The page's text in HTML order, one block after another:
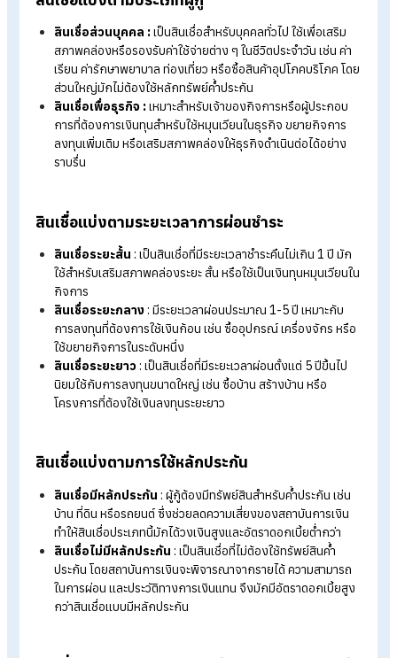
แตกต่างกัน โดยทั่วไปสามารถแบ่งประเภทของสินเชื่อได้หลาย
ลักษณะ ดังนี้
สินเชื่อแบ่งตามประเภทผู้กู้
สินเชื่อส่วนบุคคล :เป็นสินเชื่อสำหรับบุคคลทั่วไป ใช้เพื่อเสริม
สภาพคล่องหรือรองรับค่าใช้จ่ายต่าง ๆ ในชีวิตประจำวัน เช่น
ส่วนใหญ่มักไม่ต้องใช้หลักทรัพย์ค้ำประกัน
การที่ต้องการเงินทุนสำหรับใช้หมุนเวียนในธุรกิจ ขยายกิจการ
ลงทุนเพิ่มเติม หรือเสริมสภาพคล่องให้ธุรกิจดำเนินต่อได้อย่าง
ราบรื่น
สินเชื่อแบ่งตามระยะเวลาการผ่อนชำระ